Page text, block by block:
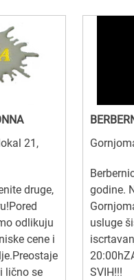
21,
druge,
odlikuju
cene i
lično se
godine.
usluge
SVIH!!!